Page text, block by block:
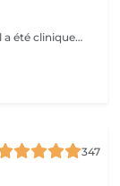
Le seul traitement breveté au pepite bioactif dont il a été cliniquement prouvé qu'il repare et remédie aux dommages causés par les traitements chimiques, les coiffages a chaud et mecaniques. convient a tous types de cheveux. Voici une courte description des produits K18 et de leurs fonctions: Spray Pré-Traitement K18 : Prépare les cheveux en éliminant les résidus et en rééquilibrant leur pH, optimisant ainsi l'efficacité des soins suivants. veux. Masque Réparateur K18 : Répare les dommages causés par les traitements chimiques, la chaleur et d'autres agressions en recréant les liaisons capillaires, laissant les cheveux plus forts, doux et brillants. Ces produits offrent une transformation durable pour des cheveux visiblement sains dès la première utilisation.
347